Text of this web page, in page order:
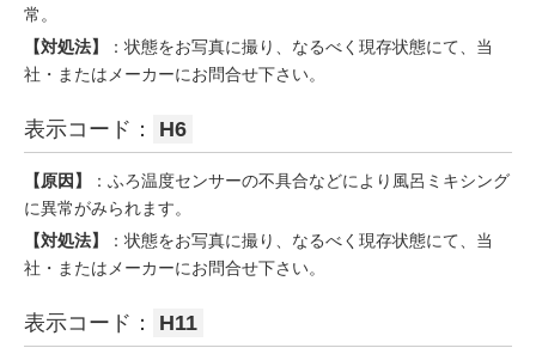
常。
【対処法】
：状態をお写真に撮り、なるべく現存状態にて、当
社・またはメーカーにお問合せ下さい。
表示コード： H6
【原因】
：ふろ温度センサーの不具合などにより風呂ミキシング
に異常がみられます。
【対処法】
：状態をお写真に撮り、なるべく現存状態にて、当
社・またはメーカーにお問合せ下さい。
表示コード： H11